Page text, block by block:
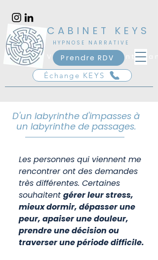
​CABINET KEYS
​HYPNOSE NARRATIVE
Vincennes - Saint-
Prendre RDV
Échange KEYS
D'un labyrinthe d'impasses à
un labyrinthe de passages.
Les personnes qui viennent me
rencontrer ont des demandes
très différentes. Certaines
souhaitent gérer leur stress,
mieux dormir, dépasser une
peur, apaiser une douleur,
prendre une décision ou
traverser une période difficile.